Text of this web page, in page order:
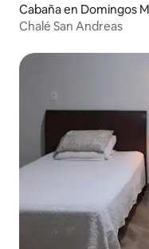
Cabaña en Domingos
Chalé San Andreas